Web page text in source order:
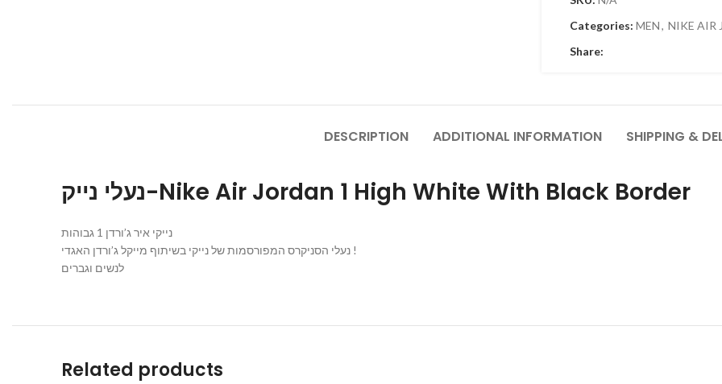
Categories: MEN, NIKE AIR
Share:
DESCRIPTION ADDITIONAL INFORMATION SHIPPING &
נעלי נייק-Nike Air Jordan 1 High White With Black Border
נייקי איר ג’ורדן 1 גבוהות
נעלי הסניקרס המפורסמות של נייקי בשיתוף מייקל ג’ורדן האגדי !
לנשים וגברים
Related products